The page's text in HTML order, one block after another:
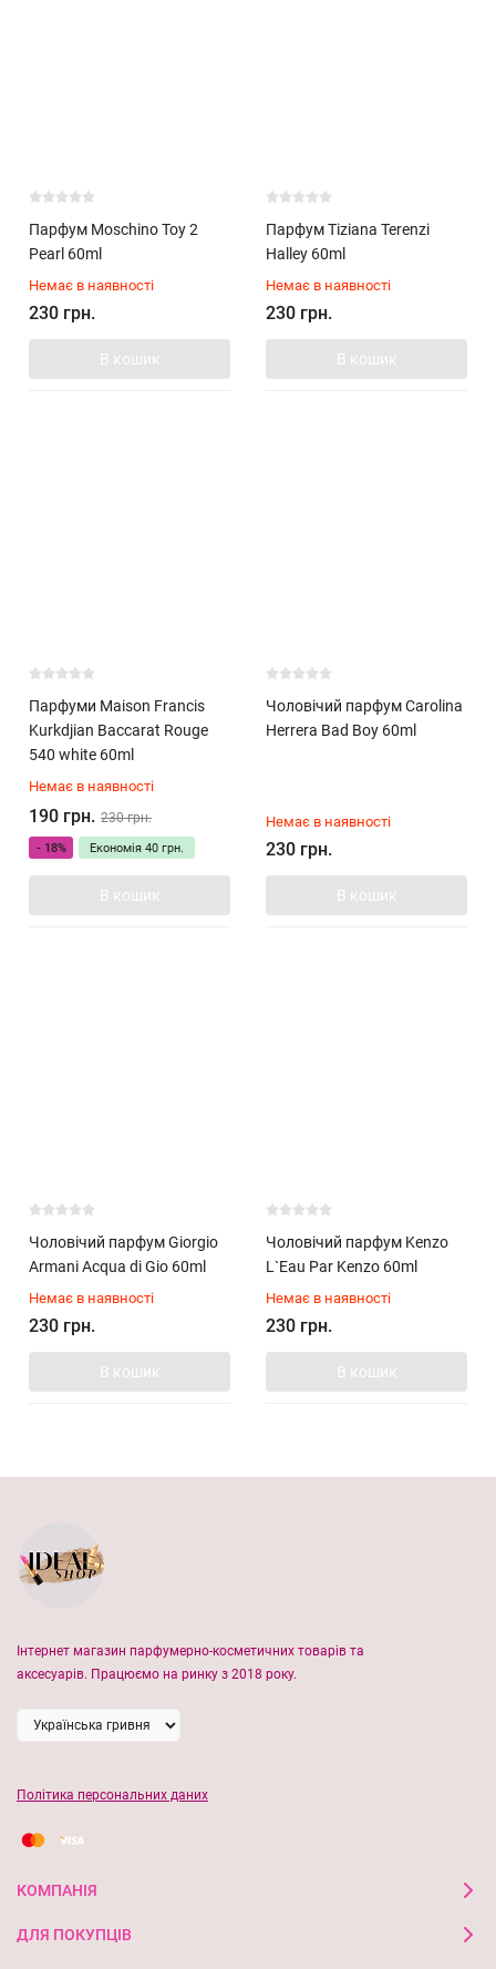
Парфум Moschino Toy 2
Pearl 60ml
Немає в наявності
230 грн.
В кошик
Парфум Tiziana Terenzi
Halley 60ml
Немає в наявності
230 грн.
В кошик
Парфуми Maison Francis
Kurkdjian Baccarat Rouge
540 white 60ml
Немає в наявності
190 грн. 230 грн.
- 18% Економія 40 грн.
В кошик
Чоловічий парфум Carolina
Herrera Bad Boy 60ml
Немає в наявності
230 грн.
В кошик
Чоловічий парфум Giorgio
Armani Acqua di Gio 60ml
Немає в наявності
230 грн.
В кошик
Чоловічий парфум Kenzo
L`Eau Par Kenzo 60ml
Немає в наявності
230 грн.
В кошик
Інтернет магазин парфумерно-косметичних товарів та
аксесуарів. Працюємо на ринку з 2018 року.
Політика персональних даних
КОМПАНІЯ
ДЛЯ ПОКУПЦІВ